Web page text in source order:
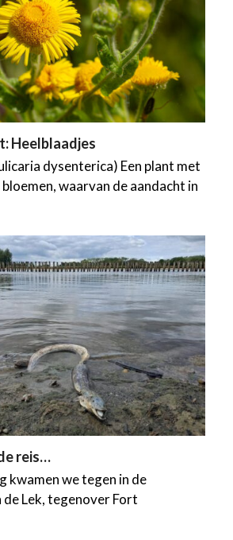
Heelblaadjes
dysenterica) Een plant met
waarvan de aandacht in
reis…
kwamen we tegen in de
Lek, tegenover Fort